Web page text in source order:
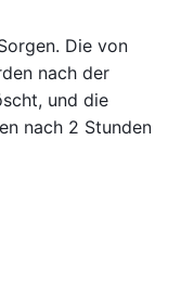
Die von
nach der
und die
nach 2 Stunden